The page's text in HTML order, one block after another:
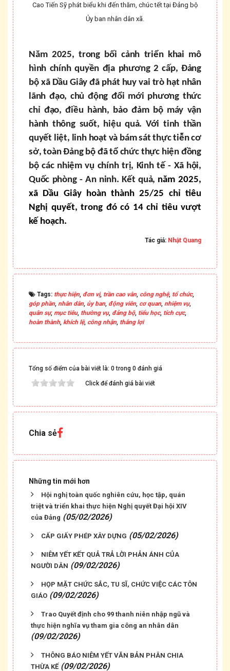
Cao Tiến Sỹ phát biểu khi đến thăm, chúc tết tại Đảng bộ
Ủy ban nhân dân xã.
Năm 2025, trong bối cảnh triển khai mô
hình chính quyền địa phương 2 cấp, Đảng
bộ xã Dầu Giây đã phát huy vai trò hạt nhân
lãnh đạo, chủ động đổi mới phương thức
chỉ đạo, điều hành, bảo đảm bộ máy vận
hành thông suốt, hiệu quả. Với tinh thần
quyết liệt, linh hoạt và bám sát thực tiễn cơ
sở, toàn Đảng bộ đã tổ chức thực hiện đồng
bộ các nhiệm vụ chính trị, Kinh tế - Xã hội,
Quốc phòng - An ninh. Kết quả, năm 2025,
xã Dầu Giây hoàn thành 25/25 chỉ tiêu
Nghị quyết, trong đó có 14 chỉ tiêu vượt
kế hoạch.
Tác giả: Nhật Quang
Tags: thực hiện, đơn vị, trần cao vân, công nghệ, tổ chức,
góp phần, nhân dân, ủy ban, động viên, cơ quan, nhiệm vụ,
quân sự, mục tiêu, thường vụ, đảng bộ, tiểu học, tích cực,
hoàn thành, khích lệ, công nhận, thắng lợi
Tổng số điểm của bài viết là: 0 trong 0 đánh giá
Click để đánh giá bài viết
Chia sẻ
Những tin mới hơn
Hội nghị toàn quốc nghiên cứu, học tập, quán
triệt và triển khai thực hiện Nghị quyết Đại hội XIV
của Đảng (05/02/2026)
CẤP GIẤY PHÉP XÂY DỰNG (05/02/2026)
NIÊM YẾT KẾT QUẢ TRẢ LỜI PHẢN ÁNH CỦA
NGƯỜI DÂN (09/02/2026)
HỌP MẶT CHỨC SẮC, TU SĨ, CHỨC VIỆC CÁC TÔN
GIÁO (09/02/2026)
Trao Quyết định cho 99 thanh niên nhập ngũ và
thực hiện nghĩa vụ tham gia công an nhân dân
(09/02/2026)
THÔNG BÁO NIÊM YẾT VĂN BẢN PHÂN CHIA
THỪA KẾ (09/02/2026)